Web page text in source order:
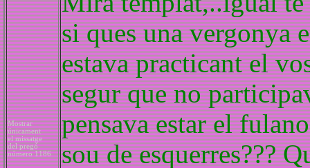
Mostrar
únicament
el missatge
del pregó
número 1186
si ques una vergonya
estava practicant el
segur que no
pensava estar el
sou de esquerres???